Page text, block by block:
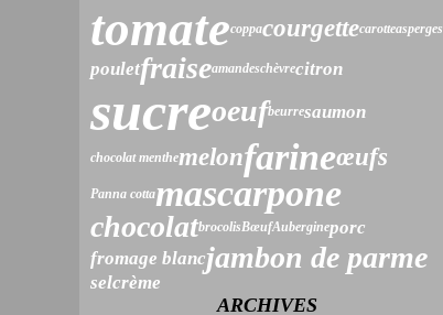
tomatecoppacourgettecarotteasperges
pouletfraiseamandeschèvrecitron
sucreoeufbeurresaumon
chocolat menthemelonfarineœufs
Panna cottamascarpone
chocolatbrocolisBœufAubergineporc
fromage blancjambon de parme
selcrème
ARCHIVES